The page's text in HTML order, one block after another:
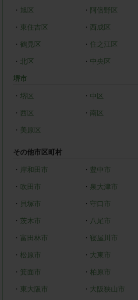
・ 旭区 ・ 阿倍野区
・ 東住吉区 ・ 西成区
・ 鶴見区 ・ 住之江区
・ 北区 ・ 中央区
堺市
・ 堺区 ・ 中区
・ 西区 ・ 南区
・ 美原区
その他市区町村
・ 岸和田市 ・ 豊中市
・ 吹田市 ・ 泉大津市
・ 貝塚市 ・ 守口市
・ 茨木市 ・ 八尾市
・ 富田林市 ・ 寝屋川市
・ 松原市 ・ 大東市
・ 箕面市 ・ 柏原市
・ 東大阪市 ・ 大阪狭山市